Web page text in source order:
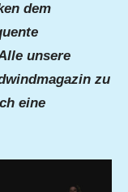
dem
unsere
zu
eine